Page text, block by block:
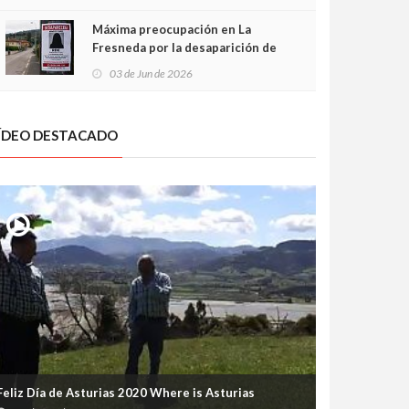
Máxima preocupación en La
Fresneda por la desaparición de
03 de Jun de 2026
DESTACADO
Día de Asturias 2020 Where is Asturias